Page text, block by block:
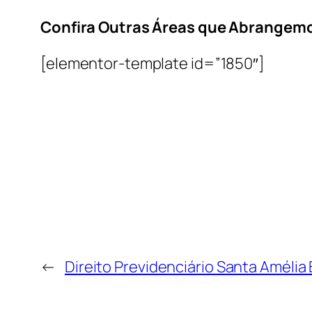
Confira Outras Áreas que
[elementor-template id=”1850″]
← Direito Previdenciário Santa Amélia